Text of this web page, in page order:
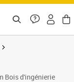
Bois d'ingénierie